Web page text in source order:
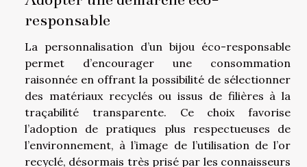
responsable
La personnalisation d’un bijou éco-responsable
permet d’encourager une consommation
raisonnée en offrant la possibilité de sélectionner
des matériaux recyclés ou issus de filières à la
traçabilité transparente. Ce choix favorise
l’adoption de pratiques plus respectueuses de
l’environnement, à l’image de l’utilisation de l’or
recyclé, désormais très prisé par les connaisseurs